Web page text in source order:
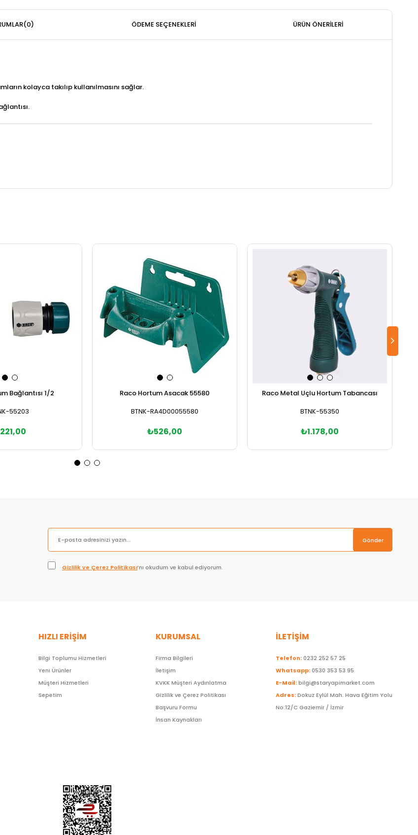
(0) ÖDEME SEÇENEKLERI ÜRÜN ÖNERILERI
kolayca takılıp kullanılmasını sağlar.
Bağlantısı 1/2
55203
Raco Hortum Asacak 55580
BTNK-RA4D00055580
₺526,00
Raco Metal Uçlu Hortum Tabancası
BTNK-55350
₺1.178,00
Gönder
Gizlilik ve Çerez Politikası’nı okudum ve kabul ediyorum.
HIZLI ERİŞİM
Bilgi Toplumu Hizmetleri
Yeni Ürünler
Müşteri Hizmetleri
Sepetim
KURUMSAL
Firma Bilgileri
İletişim
KVKK Müşteri Aydınlatma
Gizlilik ve Çerez Politikası
Başvuru Formu
İnsan Kaynakları
İLETİŞİM
Telefon:0232 252 57 25
Whatsapp:0530 353 53 95
E-Mail:bilgi@staryapimarket.com
Adres:Dokuz Eylül Mah. Hava Eğitim Yolu
No:12/C Gaziemir / İzmir